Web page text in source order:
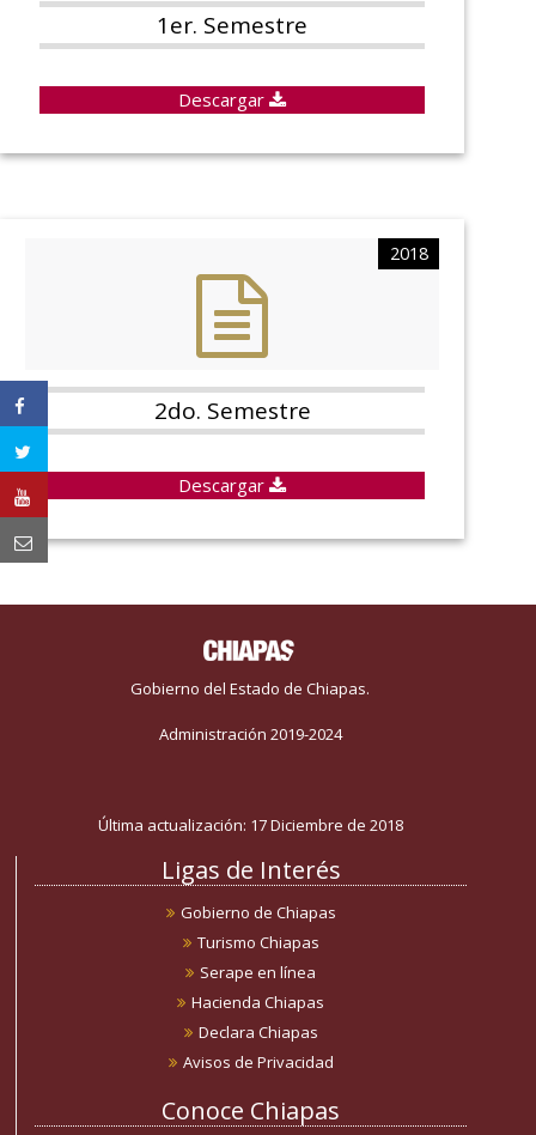
1er. Semestre
Descargar
2018
2do. Semestre
Descargar
Gobierno del Estado de Chiapas.
Administración 2019-2024
Última actualización: 17 Diciembre de 2018
Ligas de Interés
Gobierno de Chiapas
Turismo Chiapas
Serape en línea
Hacienda Chiapas
Declara Chiapas
Avisos de Privacidad
Conoce Chiapas